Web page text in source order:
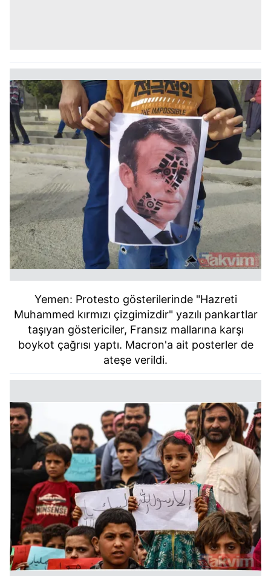
sınırlı olarak açık rızanız dahilinde kullanılacaktır.
Çerezlere ilişkin tercihlerinizi aşağıda yer alan panel
vasıtasıyla belirleyebilirsiniz. Çerezlere ilişkin detaylı bilgi
için Ayarlar butonuna tıklayabilir,
Çerez Bilgilendirme
Metnimizi ziyaret edebilirsiniz.
6698 sayılı Kişisel Verilerin Korunması Kanunu uyarınca
hazırlanmış Aydınlatma Metnimizi okumak ve sitemizde
ilgili mevzuata uygun olarak kullanılan çerezlerle ilgili bilgi
almak için lütfentıklayınız
Yemen: Protesto gösterilerinde "Hazreti
Muhammed kırmızı çizgimizdir" yazılı pankartlar
taşıyan göstericiler, Fransız mallarına karşı
boykot çağrısı yaptı. Macron'a ait posterler de
ateşe verildi.